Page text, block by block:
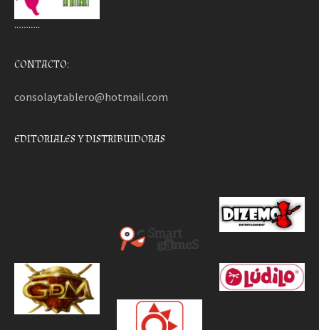
………..
CONTACTO:
consolaytablero@hotmail.com
EDITORIALES Y DISTRIBUIDORAS